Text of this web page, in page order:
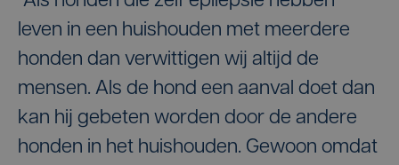
leven in een huishouden met meerdere
honden dan verwittigen wij altijd de
mensen. Als de hond een aanval doet dan
kan hij gebeten worden door de andere
honden in het huishouden. Gewoon omdat